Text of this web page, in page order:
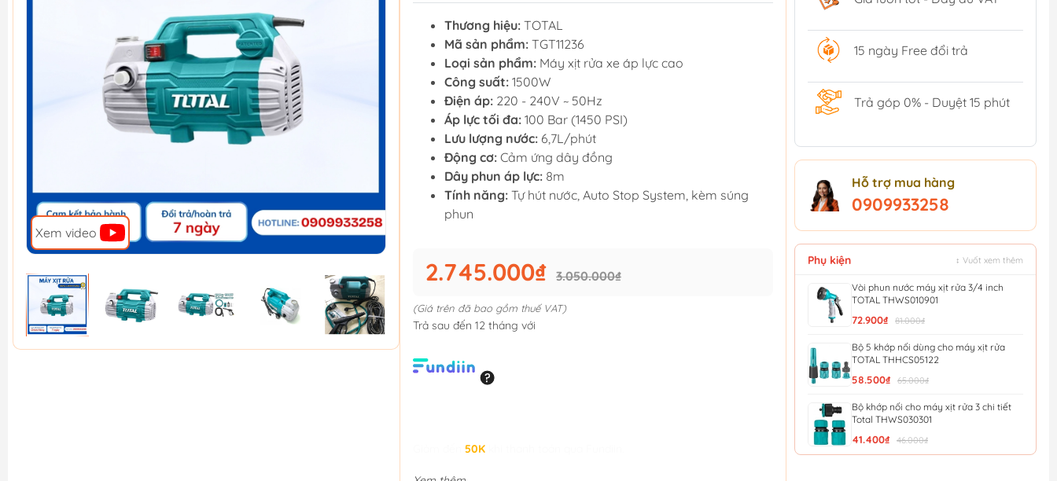
Xem video
Thương hiệu: TOTAL
Mã sản phẩm: TGT11236
Loại sản phẩm: Máy xịt rửa xe áp lực cao
Công suất: 1500W
Điện áp: 220 - 240V ~ 50Hz
Áp lực tối đa: 100 Bar (1450 PSI)
Lưu lượng nước: 6,7L/phút
Động cơ: Cảm ứng dây đồng
Dây phun áp lực: 8m
Tính năng: Tự hút nước, Auto Stop System, kèm súng
phun
2.745.000₫ 3.050.000₫
(Giá trên đã bao gồm thuế VAT)
Trả sau đến 12 tháng với
50K
15 ngày Free đổi trả
Trả góp 0% - Duyệt 15 phút
Hỗ trợ mua hàng
0909933258
Phụ kiện ↕ Vuốt xem thêm
Vòi phun nước máy xịt rửa 3/4 inch
TOTAL THWS010901
72.900₫ 81.000₫
Bộ 5 khớp nối dùng cho máy xịt rửa
TOTAL THHCS05122
58.500₫ 65.000₫
Bộ khớp nối cho máy xịt rửa 3 chi tiết
Total THWS030301
41.400₫ 46.000₫